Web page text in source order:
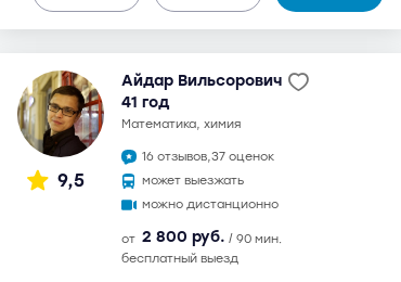
9,5
Айдар Вильсорович
41 год
математика, химия
16 отзывов,37 оценок
может выезжать
можно дистанционно
от 2 800 руб. / 90 мин.
бесплатный выезд